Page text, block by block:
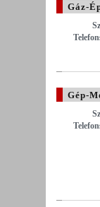
Gáz-
Gép-